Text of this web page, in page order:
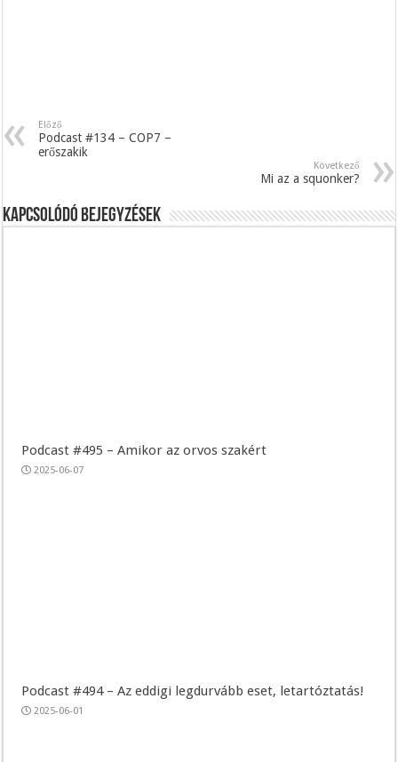
Előző
Podcast #134 – COP7 –
erőszakik
Következő
Mi az a squonker?
Kapcsolódó bejegyzések
Podcast #495 – Amikor az orvos szakért
2025-06-07
Podcast #494 – Az eddigi legdurvább eset, letartóztatás!
2025-06-01